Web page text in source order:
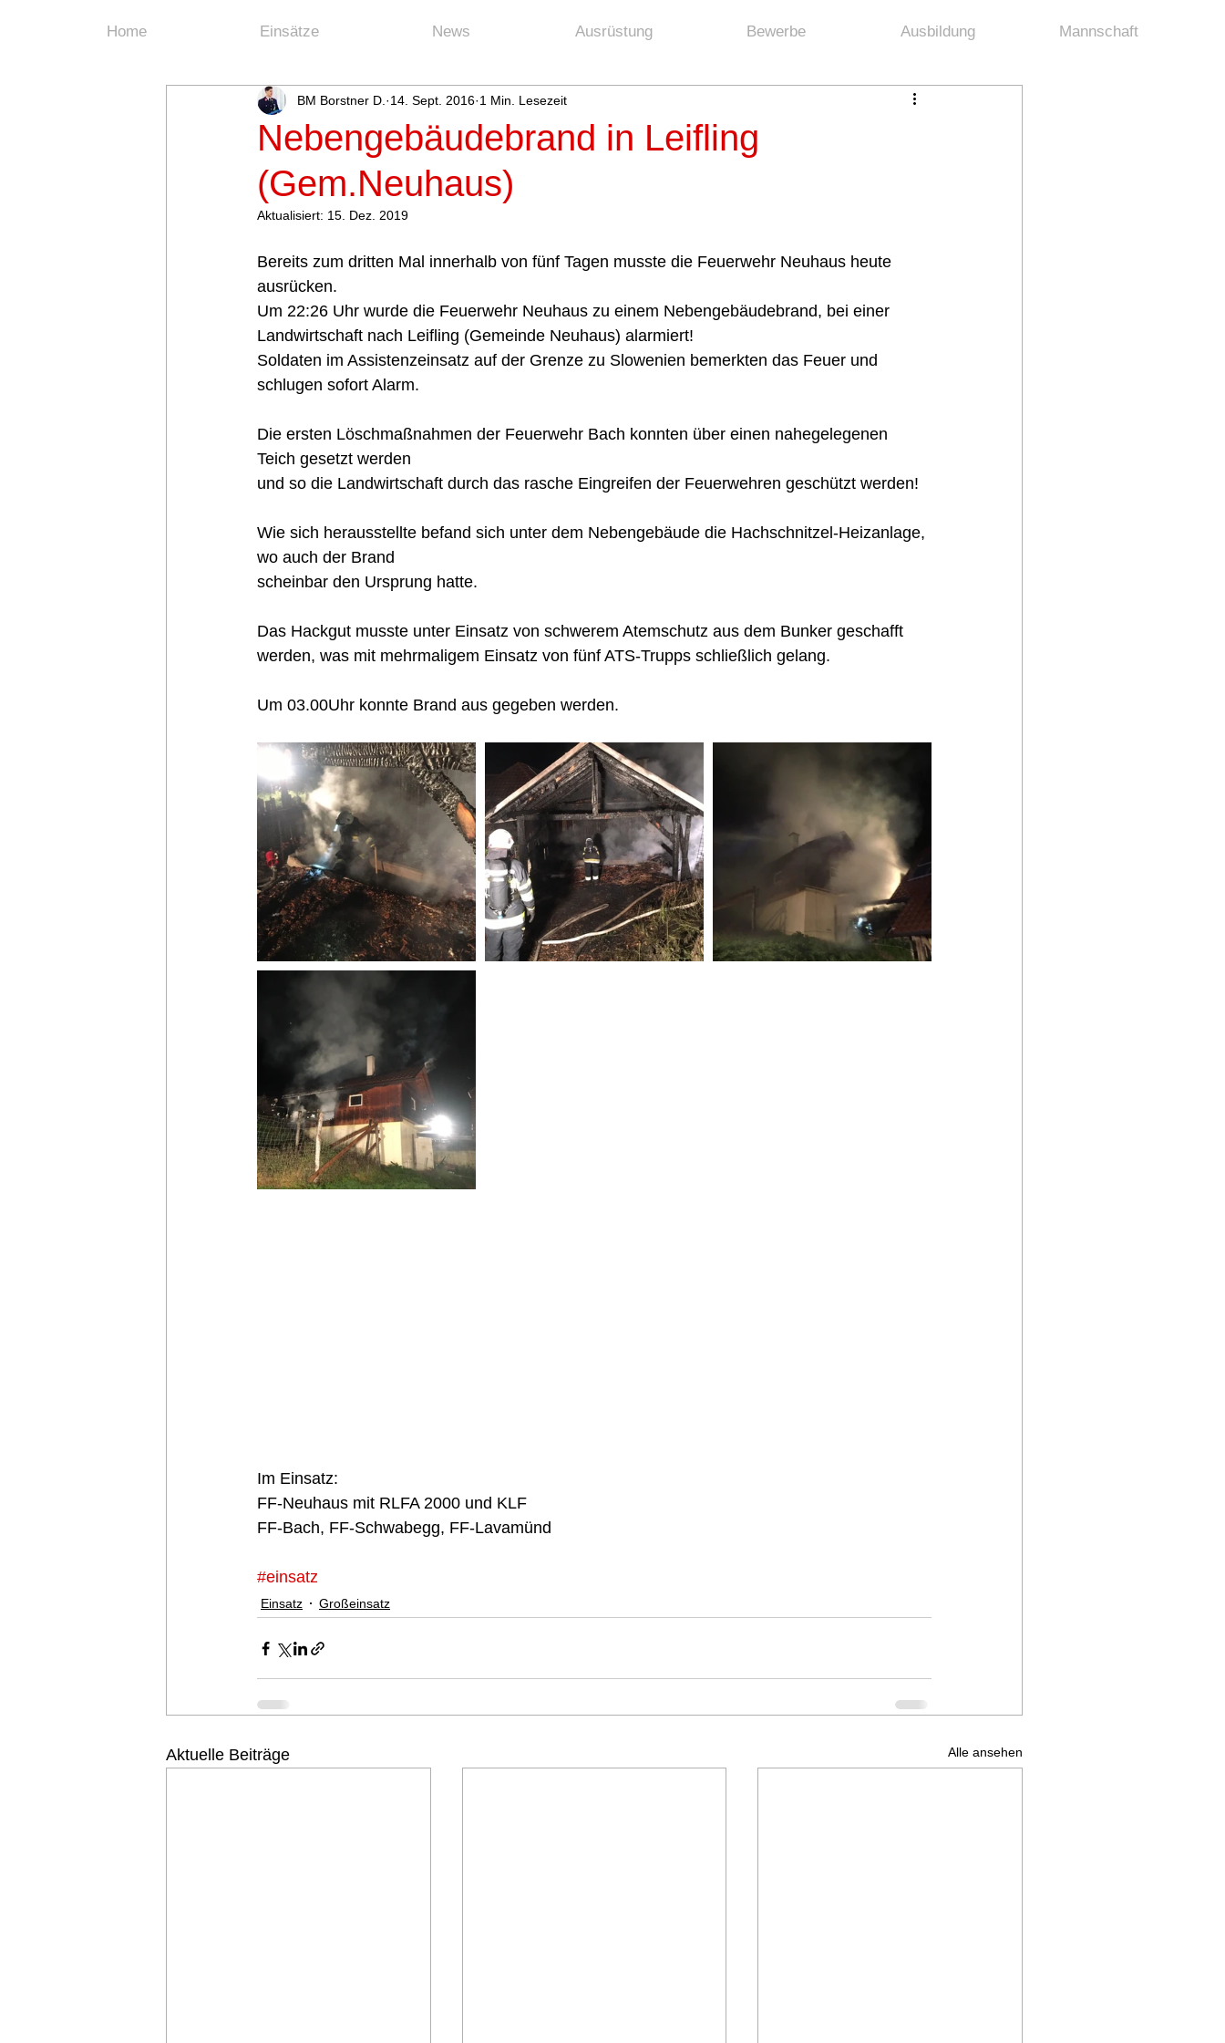
Home Einsätze News Ausrüstung Bewerbe Ausbildung Mannschaft
Nebengebäudebrand in Leifling
(Gem.Neuhaus)
BM Borstner D. 14. Sept. 2016 1 Min. Lesezeit
Aktualisiert: 15. Dez. 2019
Bereits zum dritten Mal innerhalb von fünf Tagen musste die Feuerwehr Neuhaus heute
ausrücken.
Um 22:26 Uhr wurde die Feuerwehr Neuhaus zu einem Nebengebäudebrand, bei einer
Landwirtschaft nach Leifling (Gemeinde Neuhaus) alarmiert!
Soldaten im Assistenzeinsatz auf der Grenze zu Slowenien bemerkten das Feuer und
schlugen sofort Alarm.
Die ersten Löschmaßnahmen der Feuerwehr Bach konnten über einen nahegelegenen
Teich gesetzt werden
und so die Landwirtschaft durch das rasche Eingreifen der Feuerwehren geschützt werden!
Wie sich herausstellte befand sich unter dem Nebengebäude die Hachschnitzel-Heizanlage,
wo auch der Brand
scheinbar den Ursprung hatte.
Das Hackgut musste unter Einsatz von schwerem Atemschutz aus dem Bunker geschafft
werden, was mit mehrmaligem Einsatz von fünf ATS-Trupps schließlich gelang.
Um 03.00Uhr konnte Brand aus gegeben werden.
Im Einsatz:
FF-Neuhaus mit RLFA 2000 und KLF
FF-Bach, FF-Schwabegg, FF-Lavamünd
#einsatz
Einsatz Großeinsatz
Aktuelle Beiträge Alle ansehen